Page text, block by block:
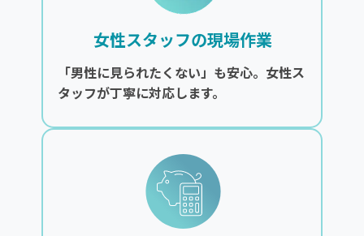
女性スタッフの現場作業
「男性に見られたくない」も安心。女性ス
タッフが丁寧に対応します。